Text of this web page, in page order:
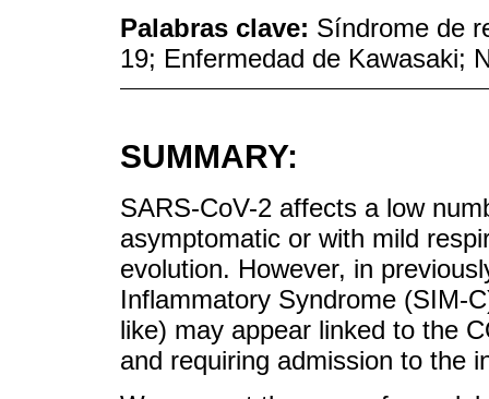
Palabras clave: Síndrome de
19; Enfermedad de Kawasaki;
SUMMARY:
SARS-CoV-2 affects a low
asymptomatic or with mild
evolution. However, in
Inflammatory Syndrome (SIM-
like) may appear linked to the
and requiring admission to the